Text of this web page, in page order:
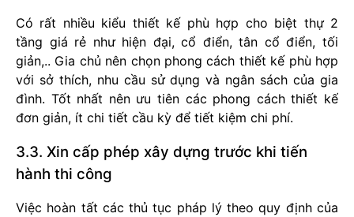
Có rất nhiều kiểu thiết kế phù hợp cho biệt thự 2
tầng giá rẻ như hiện đại, cổ điển, tân cổ điển, tối
giản,.. Gia chủ nên chọn phong cách thiết kế phù hợp
với sở thích, nhu cầu sử dụng và ngân sách của gia
đình. Tốt nhất nên ưu tiên các phong cách thiết kế
đơn giản, ít chi tiết cầu kỳ để tiết kiệm chi phí.
3.3. Xin cấp phép xây dựng trước khi tiến
hành thi công
Việc hoàn tất các thủ tục pháp lý theo quy định của